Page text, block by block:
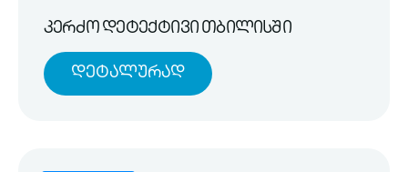
კერძო დეტექტივი თბილისში
Დეტალურად